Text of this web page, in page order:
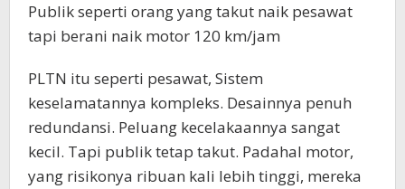
Publik seperti orang yang takut naik pesawat
tapi berani naik motor 120 km/jam
PLTN itu seperti pesawat, Sistem
keselamatannya kompleks. Desainnya penuh
redundansi. Peluang kecelakaannya sangat
kecil. Tapi publik tetap takut. Padahal motor,
yang risikonya ribuan kali lebih tinggi, mereka